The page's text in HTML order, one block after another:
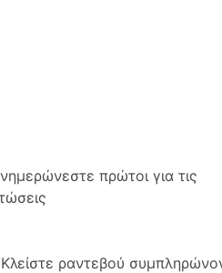
πρώτοι για τις
ραντεβού